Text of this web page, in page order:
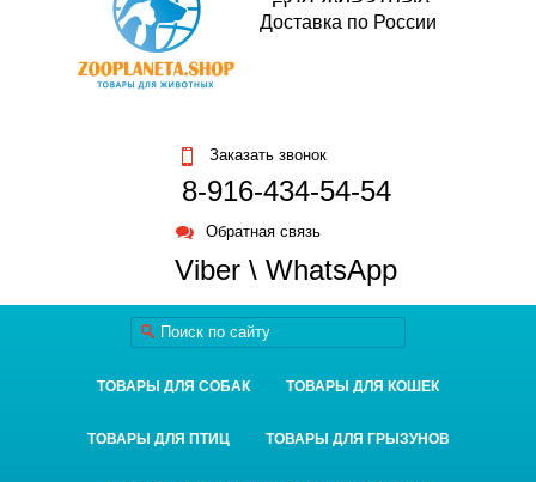
Доставка по России
Заказать звонок
8-916-434-54-54
Обратная связь
Viber \ WhatsApp
ТОВАРЫ ДЛЯ СОБАК ТОВАРЫ ДЛЯ КОШЕК
ТОВАРЫ ДЛЯ ПТИЦ ТОВАРЫ ДЛЯ ГРЫЗУНОВ